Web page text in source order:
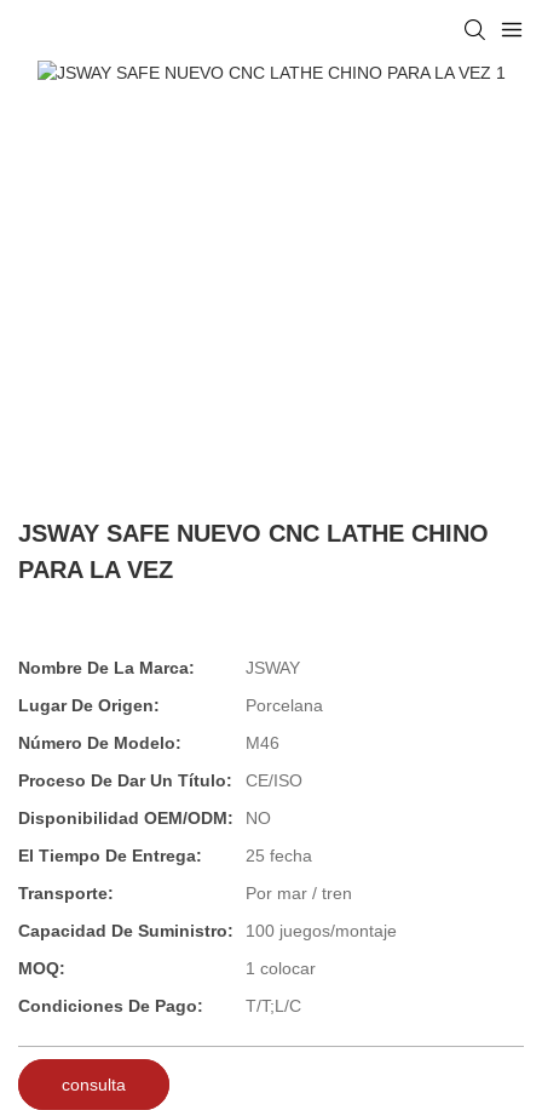
JSWAY SAFE NUEVO CNC LATHE CHINO
PARA LA VEZ
Nombre De La Marca:
JSWAY
Lugar De Origen:
Porcelana
Número De Modelo:
M46
Proceso De Dar Un Título:
CE/ISO
Disponibilidad OEM/ODM:
NO
El Tiempo De Entrega:
25 fecha
Transporte:
Por mar / tren
Capacidad De Suministro:
100 juegos/montaje
MOQ:
1 colocar
Condiciones De Pago:
T/T;L/C
consulta